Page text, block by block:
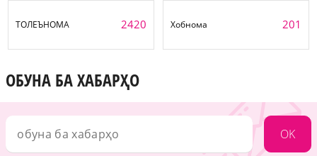
ТОЛЕЪНОМА 2420 Хобнома 201
ОБУНА БА ХАБАРҲО
OK